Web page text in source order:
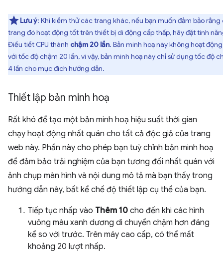
Lưu ý: Khi kiểm thử các trang khác, nếu bạn muốn đảm bảo rằng
trang đó hoạt động tốt trên thiết bị di động cấp thấp, hãy đặt tính
Điều tiết CPU thành chậm 20 lần. Bản minh hoạ này không hoạt
với tốc độ chậm 20 lần, vì vậy, bản minh hoạ này chỉ sử dụng tốc độ
4 lần cho mục đích hướng dẫn.
Thiết lập bản minh hoạ
Rất khó để tạo một bản minh hoạ hiệu suất thời gian
chạy hoạt động nhất quán cho tất cả độc giả của trang
web này. Phần này cho phép bạn tuỳ chỉnh bản minh hoạ
để đảm bảo trải nghiệm của bạn tương đối nhất quán với
ảnh chụp màn hình và nội dung mô tả mà bạn thấy trong
hướng dẫn này, bất kể chế độ thiết lập cụ thể của bạn.
Tiếp tục nhấp vào Thêm 10 cho đến khi các hình
vuông màu xanh dương di chuyển chậm hơn đáng
kể so với trước. Trên máy cao cấp, có thể mất
khoảng 20 lượt nhấp.